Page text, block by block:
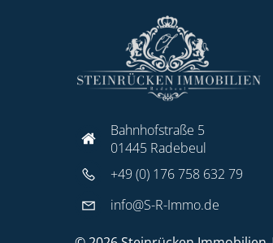
Bahnhofstraße 5
01445 Radebeul
+49 (0) 176 758 632 79
info@S-R-Immo.de